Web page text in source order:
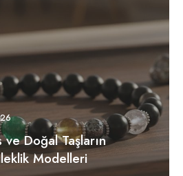
Doğal Taşların
Modelleri